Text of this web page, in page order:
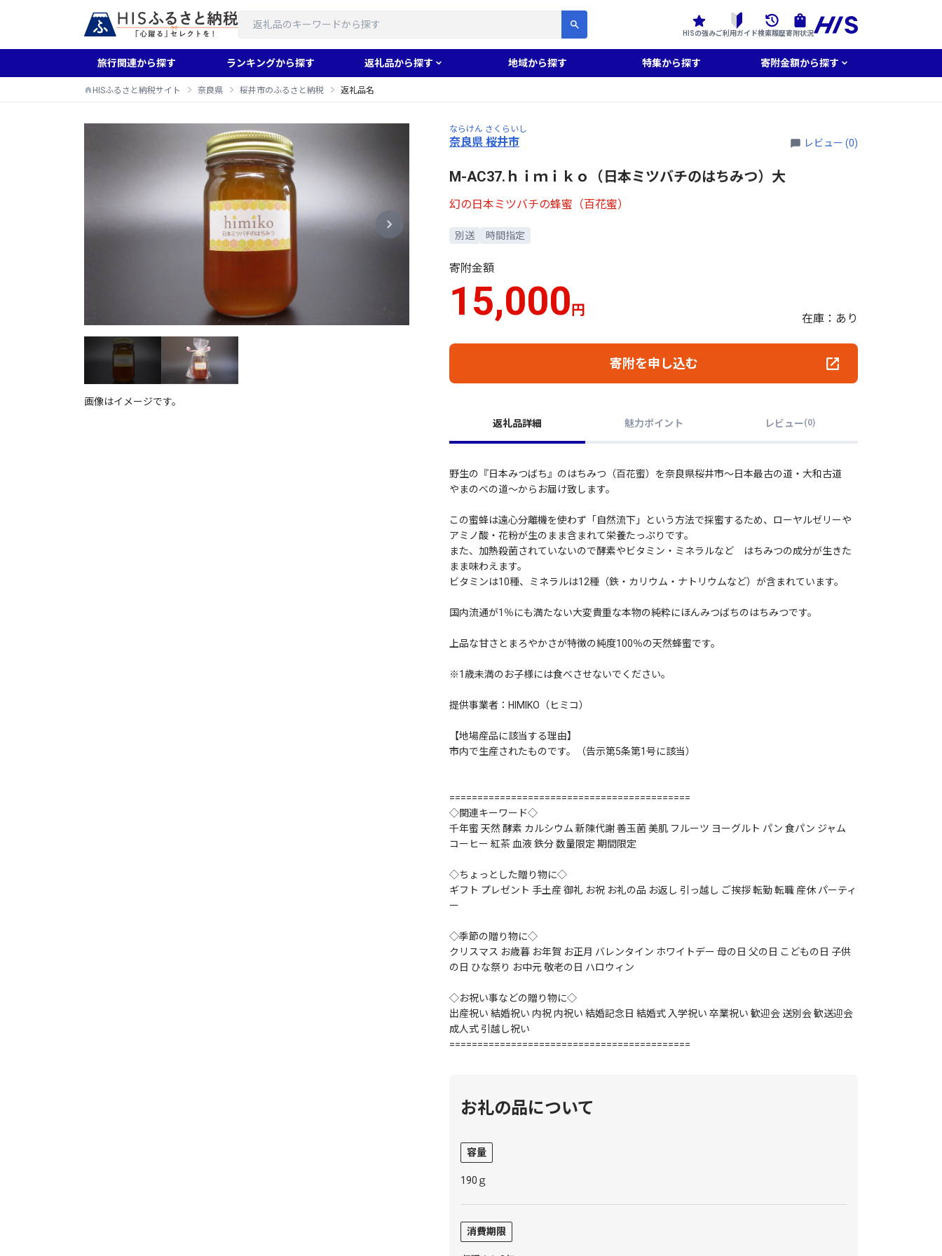
HISの強みご利用ガイド検索履歴寄附状況
旅行関連から探す ランキングから探す 返礼品から探す 地域から探す 特集から探す 寄附金額から探す
HISふるさと納税サイト 奈良県 桜井市のふるさと納税 返礼品名
画像はイメージです。
ならけん さくらいし
奈良県 桜井市 レビュー (0)
M-AC37.ｈｉｍｉｋｏ（日本ミツバチのはちみつ）大
幻の日本ミツバチの蜂蜜（百花蜜）
別送 時間指定
寄附金額
15,000円
在庫：あり
寄附を申し込む
返礼品詳細 魅力ポイント レビュー(0)
野生の『日本みつばち』のはちみつ（百花蜜）を奈良県桜井市～日本最古の道・大和古道
やまのべの道～からお届け致します。
この蜜蜂は遠心分離機を使わず「自然流下」という方法で採蜜するため、ローヤルゼリーや
アミノ酸・花粉が生のまま含まれて栄養たっぷりです。
また、加熱殺菌されていないので酵素やビタミン・ミネラルなど はちみつの成分が生きた
まま味わえます。
ビタミンは10種、ミネラルは12種（鉄・カリウム・ナトリウムなど）が含まれています。
国内流通が1％にも満たない大変貴重な本物の純粋にほんみつばちのはちみつです。
上品な甘さとまろやかさが特徴の純度100％の天然蜂蜜です。
※1歳未満のお子様には食べさせないでください。
提供事業者：HIMIKO（ヒミコ）
【地場産品に該当する理由】
市内で生産されたものです。（告示第5条第1号に該当）
===========================================
◇関連キーワード◇
千年蜜 天然 酵素 カルシウム 新陳代謝 善玉菌 美肌 フルーツ ヨーグルト パン 食パン ジャム
コーヒー 紅茶 血液 鉄分 数量限定 期間限定
◇ちょっとした贈り物に◇
ギフト プレゼント 手土産 御礼 お祝 お礼の品 お返し 引っ越し ご挨拶 転勤 転職 産休 パーティ
ー
◇季節の贈り物に◇
クリスマス お歳暮 お年賀 お正月 バレンタイン ホワイトデー 母の日 父の日 こどもの日 子供
の日 ひな祭り お中元 敬老の日 ハロウィン
◇お祝い事などの贈り物に◇
出産祝い 結婚祝い 内祝 内祝い 結婚記念日 結婚式 入学祝い 卒業祝い 歓迎会 送別会 歓送迎会
成人式 引越し祝い
===========================================
お礼の品について
容量
190ｇ
消費期限